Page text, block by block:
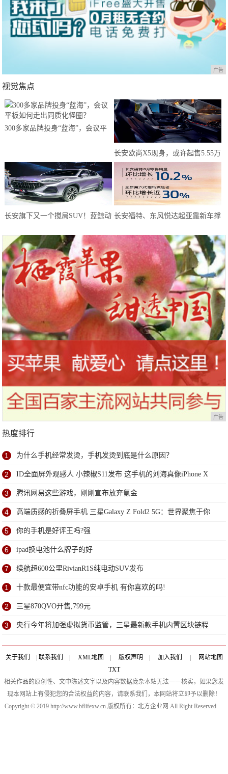
广告
视觉焦点
300多家品牌投身“蓝海”，会议平
长安欧尚X5现身，或许起售5.55万
元？年轻人有了新选择
长安旗下又一个搅局SUV！蓝鲸动 长安福特、东风悦达起亚靠新车撑
广告
热度排行
1 为什么手机经常发烫，手机发烫到底是什么原因？
2 ID全面屏外观感人 小辣椒S11发布 这手机的刘海真像iPhone X
3 腾讯网易这些游戏，刚刚宣布放弃氪金
4 高端质感的折叠屏手机 三星Galaxy Z Fold2 5G：世界聚焦于你
5 你的手机是好评王吗?强
6 ipad换电池什么牌子的好
7 续航超600公里RivianR1S纯电动SUV发布
1 十款最便宜带nfc功能的安卓手机 有你喜欢的吗!
2 三星870QVO开售,799元
3 央行今年将加强虚拟货币监管，三星最新款手机内置区块链程
序!
关于我们 联系我们 XML地图 版权声明 加入我们
网站地图
TXT
相关作品的原创性、文中陈述文字以及内容数据庞杂本站无法一一核实，如果您发
现本网站上有侵犯您的合法权益的内容，请联系我们，本网站将立即予以删除！
Copyright © 2019 http://www.bflifexw.cn 版权所有：北方企业网 All Right Reserved.